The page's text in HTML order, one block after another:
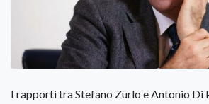
I rapporti tra Stefano Zurlo e Antonio Di Pietro nascono e si sviluppano prevalentemente sul piano professionale lungo un arco di oltre trent’anni, partendo dalla stagione di Mani Pulite fino ad arrivare al dibattito pubblico dei nostri giorni. Il loro legame è caratterizzato da una profonda conoscenza reciproca e da un confronto continuo sulla storia della giustizia italiana. Il cronista e il magistrato: all’inizio degli anni ’90, Stefano Zurlo muoveva i suoi primi passi importanti nel giornalismo proprio seguendo le grandi inchieste del pool di Milano. Antonio Di Pietro era la figura simbolo di quel momento storico. Zurlo ha vissuto in prima linea la cronaca giudiziaria di quegli anni, studiando da vicino il metodo investigativo di Di Pietro e l’impatto che il magistrato di Montenero di Bisaccia stava avendo sulla politica e sulla società italiana. Pur nel rispetto dei ruoli, i due rappresentano punti di osservazione diversi. Di Pietro incarna la stagione del grande attivismo della magistratura inquirente; Zurlo, nei suoi numerosi saggi (come la serie dei ‘Libri neri della magistratura’), è diventato una delle voci più critiche verso le storture del sistema giudiziario, le correnti interne alle toghe e gli errori dei magistrati. Nonostante Zurlo scriva per ‘Il Giornale’, quotidiano storicamente molto critico nei confronti dell’azione politica e giudiziaria di Di Pietro, il rapporto personale e di stima professionale non è mai venuto meno, permettendo ai due di confrontarsi pubblicamente in modo franco. Il culmine pubblico di questo rapporto si realizzerà proprio nell’estate del 2026 a Marciana Marina. Zurlo ha voluto fortemente Antonio Di Pietro come ospite d’onore alla sua serata di premiazione, il 25 luglio a Marciana Marina, a partire dalle 21.45 in piazza della Chiesa. La presenza di Di Pietro sul palco non è solo una celebrazione del vincitore, ma si trasforma in un vero e proprio duello/dialogo generazionale sulla transizione della giustizia italiana dal 1992 ad oggi, offrendo una sintesi perfetta tra chi quella storia l’ha fatta e chi l’ha raccontata. Zurlo ha spesso raccontato nelle sue rievocazioni storiche di come Di Pietro avesse rivoluzionato il modo di fare i verbali, introducendo una delle primissime forme di digitalizzazione coatta. Di Pietro interrogava i potenti della Prima Repubblica digitando personalmente i verbali su un computer Olivetti con uno schermo ai fosfori verdi. Il dettaglio che Zurlo e i cronisti dell’epoca notavano era il contrasto tra l’altissimo livello degli indagati (ministri, grandi manager di Stato) e lo stile quasi teatrale, del magistrato: Di Pietro batteva furiosamente sulla tastiera, spesso usando un linguaggio colorito, spezzando le frasi in dialetto molisano e traducendo in tempo reale i concetti giuridici in espressioni popolari (come il celebre ‘che c’azzecca?’). Zurlo ha descritto l’effetto psicologico che quel ticchettio ossessivo della tastiera faceva sugli indagati. Di Pietro non guardava in faccia l’interlocutore: guardava lo schermo verde, scriveva, e ogni tanto si fermava di colpo dicendo ‘Questo lo dice lei, mo’ lo stampiamo e vediamo se firma’. Per molti politici abituati ai salotti romani, quella stanza spoglia a Milano e quel computer che registrava ogni singola ammissione di colpa rappresentavano un vero e proprio shock culturale. Un altro aneddoto vissuto in prima persona da Zurlo e raccontato spesso riguarda la vita quotidiana dei cronisti giudiziari in quel periodo: i giornalisti passavano quattordici ore al giorno nei corridoi del quarto piano del Tribunale, accampati su sedie di plastica o per terra, in attesa che una porta si aprisse. Sembra ci fosse un codice non scritto con Di Pietro: il magistrato non rilasciava mai dichiarazioni ufficiali nei corridoi, ma quando usciva dalla sua stanza per andare al bar a prendere il caffè, i giornalisti gli facevano cordone intorno. Di Pietro, per non rispondere alle domande dirette sui mandati di cattura in arrivo, lanciava delle metafore agricole: ‘Ragazzi, la terra è dura, bisogna zappare’ (traduzione per i cronisti: l’indagato non sta parlando) oppure ‘Oggi si miete’ (traduzione: sono in arrivo arresti eccellenti). Zurlo e i colleghi dovevano quindi decodificare il ‘linguaggio’ del magistrato per capire cosa scrivere in prima pagina il giorno dopo. Un aneddoto specifico vissuto in prima persona da Zurlo in quei giorni riguarda la reazione della politica. Quando l’arresto di Mario Chiesa divenne pubblico, il leader del PSI Bettino Craxi cercò di minimizzare l’accaduto in televisione, definendo Chiesa un ‘mariuolo isolato’ all’interno di un partito altrimenti pulito. Zurlo ha spesso ricordato la rabbia fredda di Mario Chiesa nel leggere quella definizione dal carcere di San Vittore. Sentendosi scaricato e tradito dai suoi stessi vertici politici, l’ex presidente del Trivulzio decise di cedere. Chiese di parlare urgentemente con Di Pietro e aprì i cassetti del sistema milanese, spiegando al magistrato che la mazzetta del Trivulzio non era affatto un caso isolato, ma una vera e propria ‘tassa fissa’ del 10% richiesta capillarmente su ogni opera pubblica. L’impatto che ebbe mani Pulite fu devastante e ci furono episodi non isolati di sostegno violento all’opera del ‘pool’ guidato da Di Pietro. L’attività giornalistica e saggistica di Stefano Zurlo si inserisce in modo organico e coerente nella storica linea editoriale de ‘Il Giornale’ e nella visione politica di Silvio Berlusconi su Mani Pulite, pur mantenendo una sua specificità professionale derivante dall’essere stato un testimone diretto dell’inchiesta. Il legame si sviluppa attraverso tre pilastri fondamentali che connettono il lavoro del cronista con la narrazione della testata e del suo storico editore di riferimento. Nel 1992, lavorando per L’Europeo, Zurlo fu colui che firmò la primissima inchiesta sul ‘Pio Albergo Trivulzio’ appena ricordata. In quella fase iniziale, come gran parte della stampa italiana, raccontò la fine della ‘Prima Repubblica’ evidenziando il marciume del sistema delle tangenti. Nel 1994, l’anno della ‘discesa in campo’ di Silvio Berlusconi, Zurlo entrò stabilmente nella redazione del quotidiano milanese. Da quel momento, il suo focus si spostò progressivamente dal racconto della corruzione politica all’analisi critica del potere dei magistrati, sposando la tesi centrale del berlusconismo. L’intera produzione saggistica recente di Zurlo (come la serie dei suoi Libri neri della magistratura) riflette perfettamente l’argomentazione cardine che Berlusconi e ‘Il Giornale’ hanno sostenuto per trent’anni: l’uso politico della giustizia. Sia Berlusconi sia la linea del quotidiano (storicamente guidata dalla famiglia Berlusconi con Paolo e presidiata dalle firme di punta) hanno